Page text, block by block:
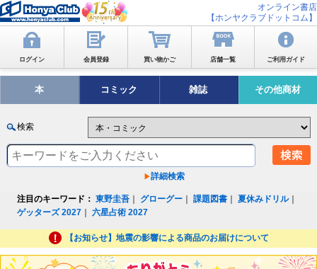
オンライン書店
【ホンヤクラブドットコム】
ログイン 会員登録 買い物かご 店舗一覧 ご利用ガイド
本 コミック 雑誌 その他商材
検索
詳細検索
注目のキーワード： 東野圭吾 グローグー ｜課題図書 ｜夏休みドリル｜
ゲッターズ 2027 ｜六星占術 2027
【お知らせ】地震の影響による商品のお届けについて